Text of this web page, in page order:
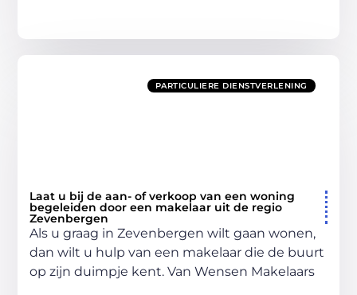
PARTICULIERE DIENSTVERLENING
Laat u bij de aan- of verkoop van een woning
begeleiden door een makelaar uit de regio
Zevenbergen
Als u graag in Zevenbergen wilt gaan wonen,
dan wilt u hulp van een makelaar die de buurt
op zijn duimpje kent. Van Wensen Makelaars